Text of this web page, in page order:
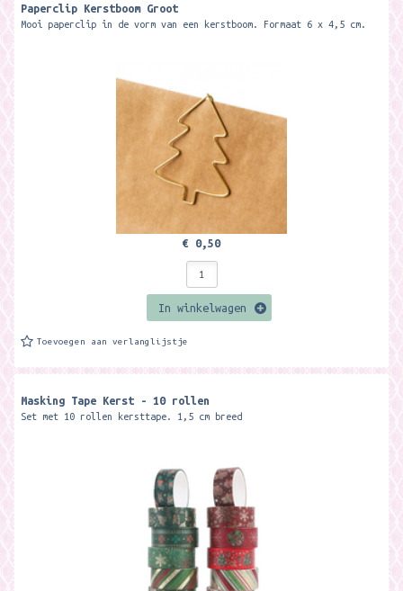
Paperclip Kerstboom Groot
Mooi paperclip in de vorm van een kerstboom. Formaat 6 x 4,5 cm.
€ 0,50
In winkelwagen
Toevoegen aan verlanglijstje
Masking Tape Kerst - 10 rollen
Set met 10 rollen kersttape. 1,5 cm breed